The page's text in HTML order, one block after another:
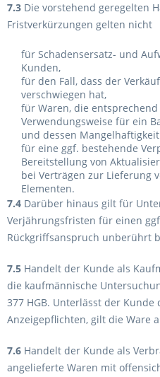
7.3 Die vorstehend geregelten
Fristverkürzungen gelten nicht
für Schadensersatz- und
Kunden,
für den Fall, dass der
verschwiegen hat,
für Waren, die
Verwendungsweise für ein
und dessen
für eine ggf. bestehende
Bereitstellung von
bei Verträgen zur Lieferung
Elementen.
7.4 Darüber hinaus gilt für
Verjährungsfristen für einen
Rückgriffsanspruch unberührt
7.5 Handelt der Kunde als
die kaufmännische
377 HGB. Unterlässt der
Anzeigepflichten, gilt die Ware
7.6 Handelt der Kunde als
angelieferte Waren mit